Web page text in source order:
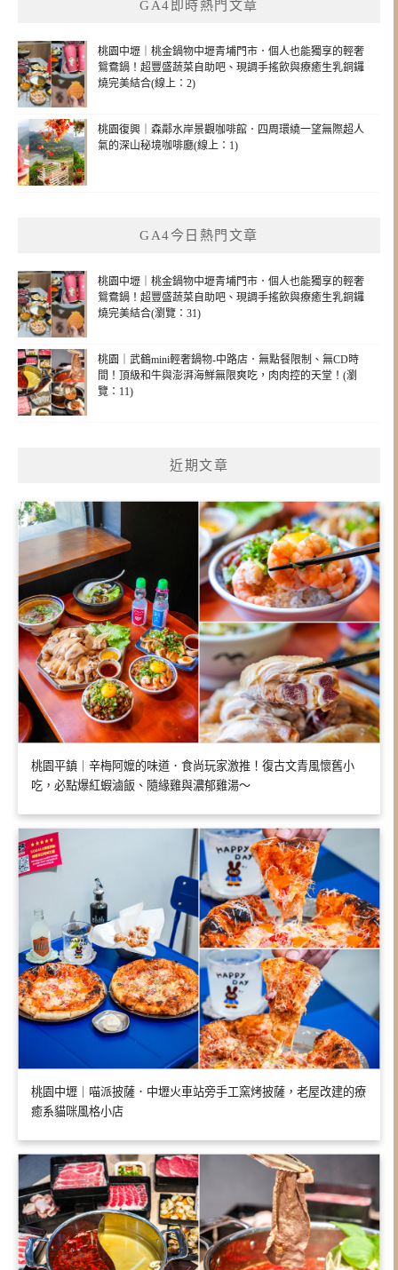
GA4即時熱門文章
桃園中壢｜桃金鍋物中壢青埔門市．個人也能獨享的輕奢
鴛鴦鍋！超豐盛蔬菜自助吧、現調手搖飲與療癒生乳銅鑼
燒完美結合(線上：2)
桃園復興｜森鄰水岸景觀咖啡館．四周環繞一望無際超人
氣的深山秘境咖啡廳(線上：1)
GA4今日熱門文章
桃園中壢｜桃金鍋物中壢青埔門市．個人也能獨享的輕奢
鴛鴦鍋！超豐盛蔬菜自助吧、現調手搖飲與療癒生乳銅鑼
燒完美結合(瀏覽：31)
桃園｜武鶴mini輕奢鍋物-中路店．無點餐限制、無CD時
間！頂級和牛與澎湃海鮮無限爽吃，肉肉控的天堂！(瀏
覽：11)
近期文章
桃園平鎮｜辛梅阿嬤的味道．食尚玩家激推！復古文青風懷舊小
吃，必點爆紅蝦滷飯、隨緣雞與濃郁雞湯～
桃園中壢｜喵派披薩．中壢火車站旁手工窯烤披薩，老屋改建的療
癒系貓咪風格小店